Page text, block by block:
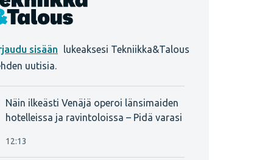
lukeaksesi Tekniikka&Talous
uutisia.
Näin ilkeästi Venäjä operoi länsimaiden
hotelleissa ja ravintoloissa – Pidä varasi
12:13